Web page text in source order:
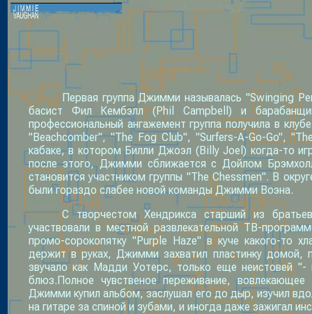
Первая группа Джимми называлась "Swinging
басист Фил Кембэлл (Phil Campbell) и
профессиональный ангажемент группа получила в
"Beachcomber", "The Fog Club", "Surfers-A-Go-Go",
кабаке, в котором Билли Джоэл (Billy Joel) когда-то
после этого, Джимми сближается с Дойлом
становится участником группы "The Chessmen". В
были гораздо слабее новой команды Джимми Воэна.
С творчестом Хендрикса старший из
участвовали в местной развлекательной ТВ-
промо-сорокопятку "Purple Haze" в куче какого-то
держит в руках, Джимми захватил пластинку
звучало как Мадди Уотерс, только еще неистовей
блюз.Полное чувственое переживание,
Джимми купил альбом, заслушал его до дыр, изучил
на гитаре за спиной и зубами, и иногда даже зажигал